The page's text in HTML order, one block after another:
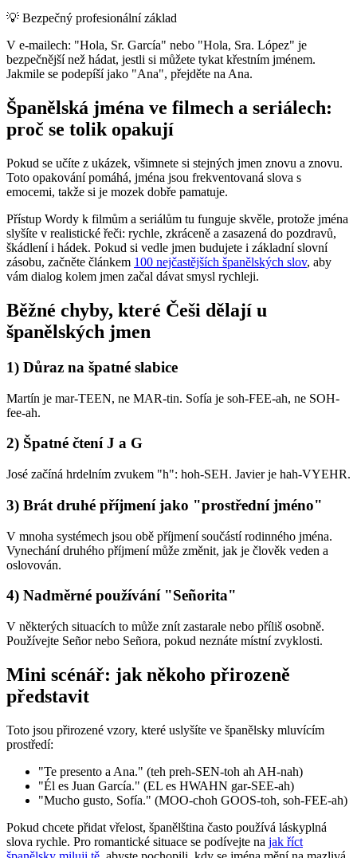
💡 Bezpečný profesionální základ
V e-mailech: "Hola, Sr. García" nebo "Hola, Sra. López" je
bezpečnější než hádat, jestli si můžete tykat křestním jménem.
Jakmile se podepíší jako "Ana", přejděte na Ana.
Španělská jména ve filmech a seriálech:
proč se tolik opakují
Pokud se učíte z ukázek, všimnete si stejných jmen znovu a znovu.
Toto opakování pomáhá, jména jsou frekventovaná slova s
emocemi, takže si je mozek dobře pamatuje.
Přístup Wordy k filmům a seriálům tu funguje skvěle, protože jména
slyšíte v realistické řeči: rychle, zkráceně a zasazená do pozdravů,
škádlení i hádek. Pokud si vedle jmen budujete i základní slovní
zásobu, začněte článkem 100 nejčastějších španělských slov, aby
vám dialog kolem jmen začal dávat smysl rychleji.
Běžné chyby, které Češi dělají u
španělských jmen
1) Důraz na špatné slabice
Martín je mar-TEEN, ne MAR-tin. Sofía je soh-FEE-ah, ne SOH-
fee-ah.
2) Špatné čtení J a G
José začíná hrdelním zvukem "h": hoh-SEH. Javier je hah-VYEHR.
3) Brát druhé příjmení jako "prostřední jméno"
V mnoha systémech jsou obě příjmení součástí rodinného jména.
Vynechání druhého příjmení může změnit, jak je člověk veden a
oslovován.
4) Nadměrné používání "Señorita"
V některých situacích to může znít zastarale nebo příliš osobně.
Používejte Señor nebo Señora, pokud neznáte místní zvyklosti.
Mini scénář: jak někoho přirozeně
představit
Toto jsou přirozené vzory, které uslyšíte ve španělsky mluvícím
prostředí:
"Te presento a Ana." (teh preh-SEN-toh ah AH-nah)
"Él es Juan García." (EL es HWAHN gar-SEE-ah)
"Mucho gusto, Sofía." (MOO-choh GOOS-toh, soh-FEE-ah)
Pokud chcete přidat vřelost, španělština často používá láskyplná
slova rychle. Pro romantické situace se podívejte na jak říct